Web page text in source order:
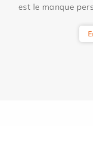
est le manque